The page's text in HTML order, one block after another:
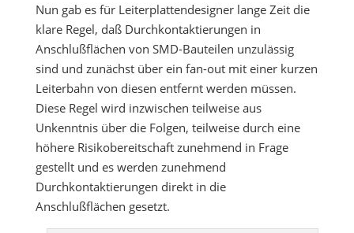
Nun gab es für Leiterplattendesigner lange Zeit die
klare Regel, daß Durchkontaktierungen in
Anschlußflächen von SMD-Bauteilen unzulässig
sind und zunächst über ein fan-out mit einer kurzen
Leiterbahn von diesen entfernt werden müssen.
Diese Regel wird inzwischen teilweise aus
Unkenntnis über die Folgen, teilweise durch eine
höhere Risikobereitschaft zunehmend in Frage
gestellt und es werden zunehmend
Durchkontaktierungen direkt in die
Anschlußflächen gesetzt.